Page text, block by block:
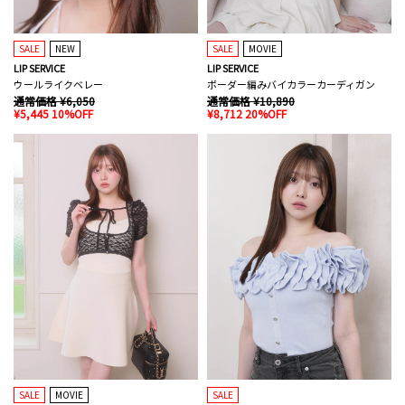
SALE NEW
LIP SERVICE
ウールライクベレー
通常価格 ¥6,050
¥5,445 10%OFF
SALE MOVIE
LIP SERVICE
ボーダー編みバイカラーカーディガン
通常価格 ¥10,890
¥8,712 20%OFF
SALE MOVIE SALE